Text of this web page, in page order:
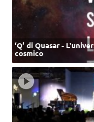
‘Q’ di Quasar -
cosmico